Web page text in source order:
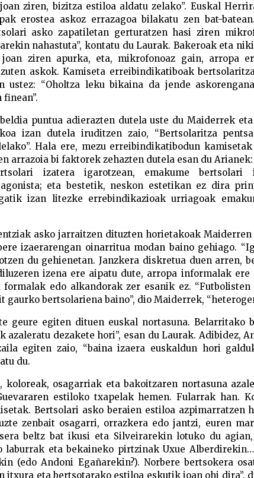
ziren, bizitza estiloa aldatu zelako”. Euskal
erostea askoz errazagoa bilakatu zen bat-
asko zapatiletan gerturatzen hasi ziren
nahastuta”, kontatu du Laurak. Bakeroak eta
ziren apurka, eta, mikrofonoaz gain, arropa
askok. Kamiseta erreibindikatiboak
ustez: “Oholtza leku bikaina da jende
puntua adierazten dutela uste du Maiderrek
izan dutela iruditzen zaio, “Bertsolaritza
Hala ere, mezu erreibindikatibodun
arrazoia bi faktorek zehazten dutela esan du
izatera igarotzean, emakume bertsolari
eta bestetik, neskon estetikan ez dira
izan litezke errebindikazioak urriagoak
asko jarraitzen dituzten horietakoak
izaerarengan oinarritua modan baino gehiago.
du gehienetan. Janzkera diskretua duen arren,
izena ere aipatu dute, arropa informalak ere
formalak edo alkandorak zer esanik ez.
gaurko bertsolariena baino”, dio Maiderrek,
geure egiten dituen euskal nortasuna. Belarritako
azaleratu dezakete hori”, esan du Laurak. Adibidez,
egiten zaio, “baina izaera euskaldun hori
du.
osagarriak eta bakoitzaren nortasuna
estiloko txapelak hemen. Fularrak han.
Bertsolari asko beraien estiloa azpimarratzen
zenbait osagarri, orrazkera edo jantzi, euren
beltz bat ikusi eta Silveirarekin lotuko du
laburrak eta bekaineko pirtzinak Uxue
(edo Andoni Egañarekin?). Norbere bertsokera
itxura eta bertsotarako estiloa eskutik joan ohi dira”,